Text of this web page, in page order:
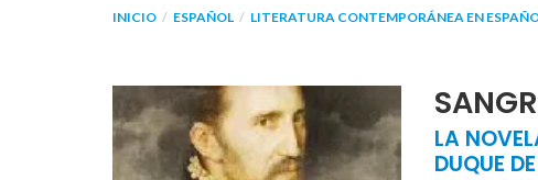
INICIO ESPAÑOL LITERATURA CONTEMPORÁNEA EN
LA
DUQUE